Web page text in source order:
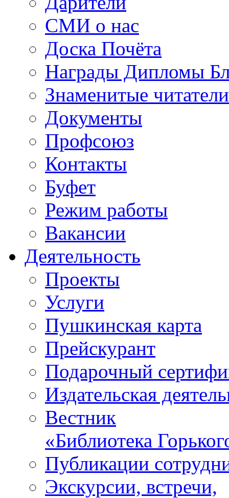
СМИ о нас
Доска Почёта
Награды Дипломы
Знаменитые
Документы
Профсоюз
Контакты
Буфет
Режим работы
Вакансии
Деятельность
Проекты
Услуги
Пушкинская карта
Прейскурант
Подарочный
Издательская
Вестник
«Библиотека
Публикации
Экскурсии, встречи,